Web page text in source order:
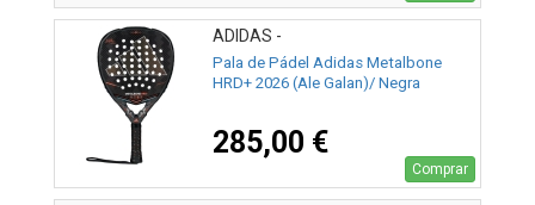
ADIDAS -
Pala de Pádel Adidas Metalbone
HRD+ 2026 (Ale Galan)/ Negra
285,00 €
Comprar